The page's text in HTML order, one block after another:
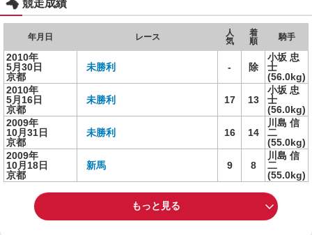
競走成績
年月日 レース
人
気
着
順
騎手
2010年
5月30日
京都
未勝利 - 除
小坂 忠
士
(56.0kg)
2010年
5月16日
京都
未勝利 17 13
小坂 忠
士
(56.0kg)
2009年
10月31日
京都
未勝利 16 14
川島 信
二
(55.0kg)
2009年
10月18日
京都
新馬 9 8
川島 信
二
(55.0kg)
もっと見る